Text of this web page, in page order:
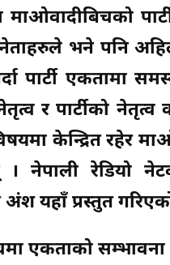
भने पनि
पार्टी एकतामा
र पार्टीको
केन्द्रित रहेर
नेपाली रेडियो
यहाँ प्रस्तुत
एकताको